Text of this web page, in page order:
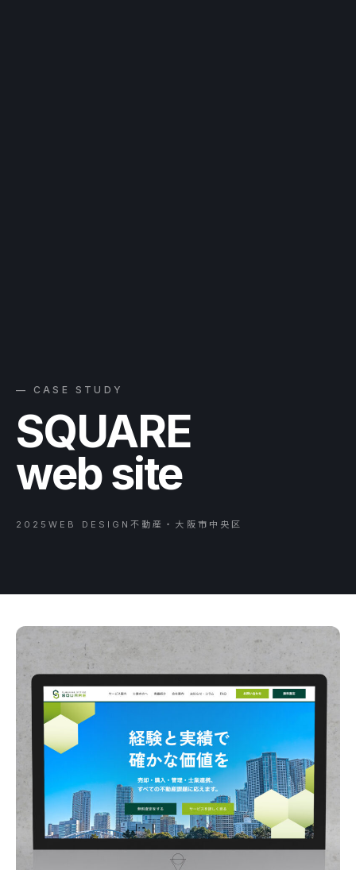
— CASE STUDY
SQUARE
web site
2025WEB DESIGN不動産・大阪市中央区